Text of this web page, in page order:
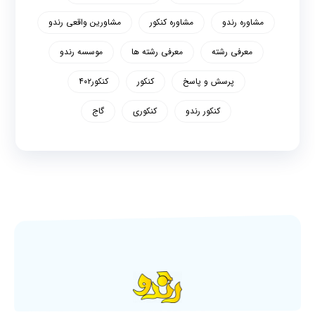
مشاوره رندو مشاوره کنکور مشاورین واقعی رندو
معرفی رشته معرفی رشته ها موسسه رندو
پرسش و پاسخ کنکور کنکور۴۰۲
کنکور رندو کنکوری گاج